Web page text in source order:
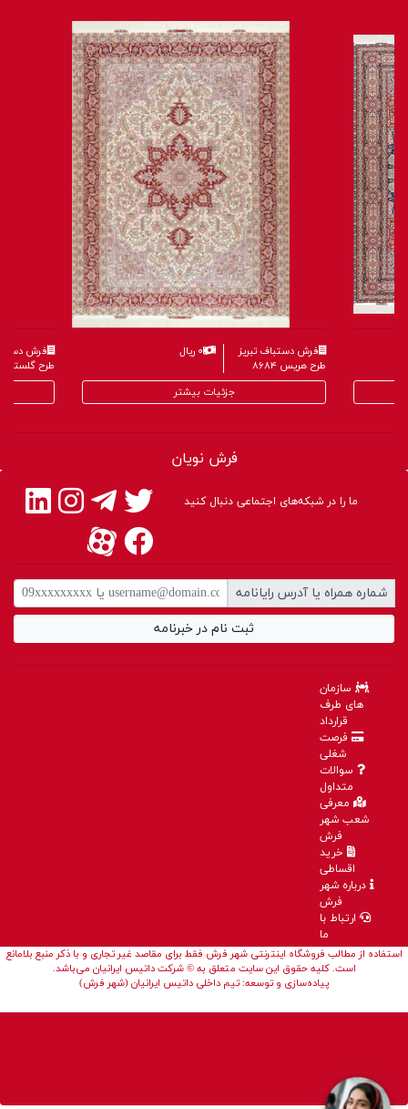
فرش
طرح گلستانی
۰ ریال
فرش دستباف تبریز
طرح هریس ۸۶۸۴
جزئیات بیشتر
فرش نویان
ما را در شبکه‌های اجتماعی دنبال کنید
شماره همراه یا آدرس رایانامه
ثبت نام در خبرنامه
سازمان
های طرف
قرارداد
فرصت
شغلی
سوالات
متداول
معرفی
شعب شهر
فرش
خرید
اقساطی
درباره شهر
فرش
ارتباط با
ما
استفاده از مطالب فروشگاه اینترنتی شهر فرش فقط برای مقاصد غیر تجاری و با ذکر منبع بلامانع
است. کلیه حقوق این سایت متعلق به © شرکت داتیس ایرانیان می‌باشد.
پیاده‌سازی و توسعه: تیم داخلی داتیس ایرانیان (شهر فرش)